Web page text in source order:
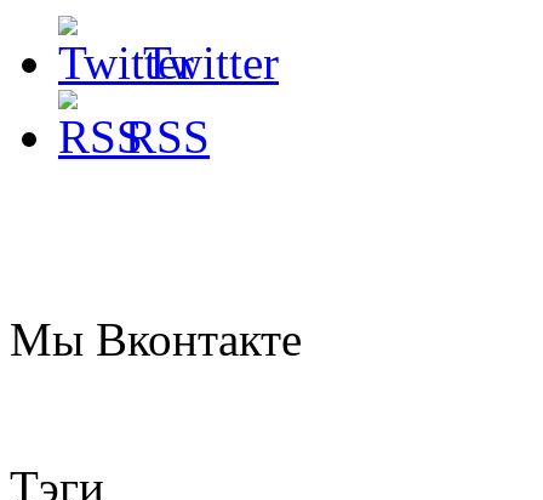
Twitter
RSS
Мы Вконтакте
Тэги